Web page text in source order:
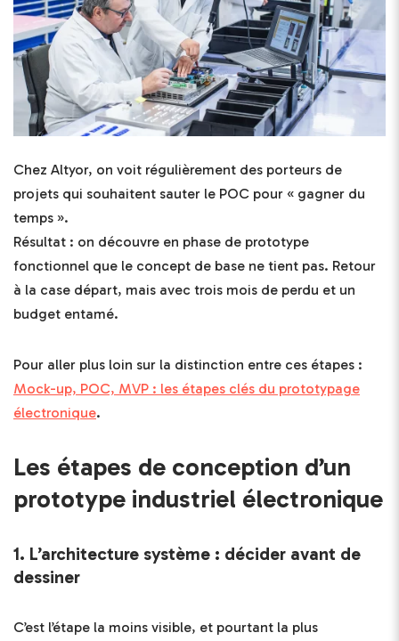
Chez Altyor, on voit régulièrement des porteurs de
projets qui souhaitent sauter le POC pour « gagner du
temps ».
Résultat : on découvre en phase de prototype
fonctionnel que le concept de base ne tient pas. Retour
à la case départ, mais avec trois mois de perdu et un
budget entamé.
Pour aller plus loin sur la distinction entre ces étapes :
Mock-up, POC, MVP : les étapes clés du prototypage
électronique.
Les étapes de conception d’un
prototype industriel électronique
1. L’architecture système : décider avant de
dessiner
C’est l’étape la moins visible, et pourtant la plus